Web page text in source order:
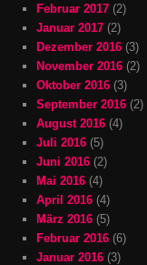
Februar 2017 (2)
Januar 2017 (2)
Dezember 2016 (3)
November 2016 (2)
Oktober 2016 (3)
September 2016 (2)
August 2016 (4)
Juli 2016 (5)
Juni 2016 (2)
Mai 2016 (4)
April 2016 (4)
März 2016 (5)
Februar 2016 (6)
Januar 2016 (3)